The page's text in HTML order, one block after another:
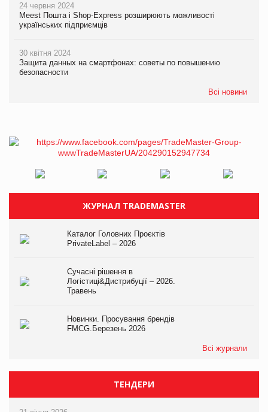
24 червня 2024
Meest Пошта і Shop-Express розширюють можливості
українських підприємців
30 квітня 2024
Защита данных на смартфонах: советы по повышению
безопасности
Всі новини
ЖУРНАЛ TRADEMASTER
Каталог Головних Проєктів
PrivateLabel – 2026
Сучасні рішення в
Логістиці&Дистрибуції – 2026.
Травень
Новинки. Просування брендів
FMCG.Березень 2026
Всі журнали
ТЕНДЕРИ